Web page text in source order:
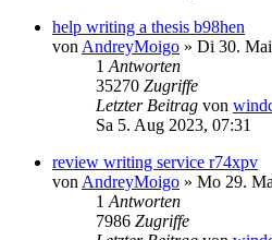
help writing a thesis b98hen
von AndreyMoigo » Di 30.
1 Antworten
35270 Zugriffe
Letzter Beitrag von
Sa 5. Aug 2023, 07:31
review writing service r74xpv
von AndreyMoigo » Mo 29.
1 Antworten
7986 Zugriffe